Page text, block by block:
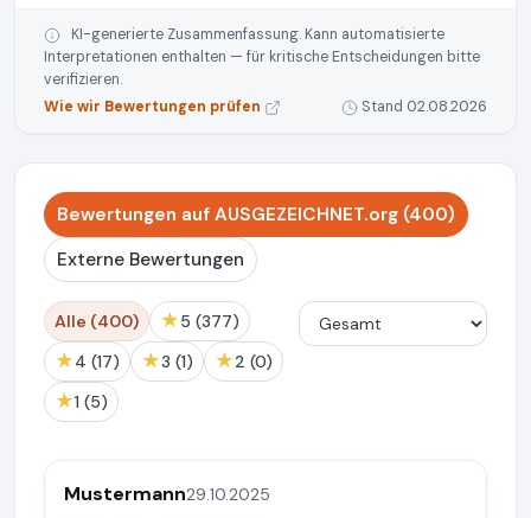
KI-generierte Zusammenfassung. Kann automatisierte
Interpretationen enthalten — für kritische Entscheidungen bitte
verifizieren.
Wie wir Bewertungen prüfen
Stand 02.08.2026
Bewertungen auf AUSGEZEICHNET.org (400)
Externe Bewertungen
Alle (400) ★ 5 (377)
★ 4 (17) ★ 3 (1) ★ 2 (0)
★ 1 (5)
Mustermann29.10.2025